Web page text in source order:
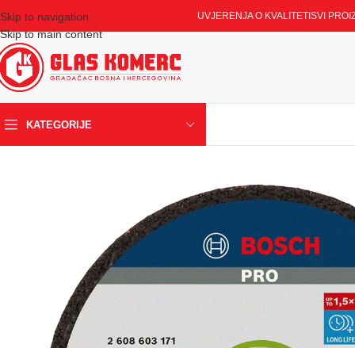
Skip to navigation
Skip to main content
UVJERENJA O KVALITETI SVI
KATEGORIJE